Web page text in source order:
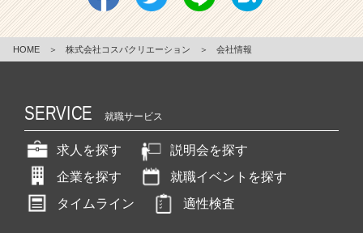
HOME ＞ 株式会社コスパクリエーション ＞ 会社情報
SERVICE 就職サービス
求人を探す
説明会を探す
企業を探す
就職イベントを探す
タイムライン
適性検査